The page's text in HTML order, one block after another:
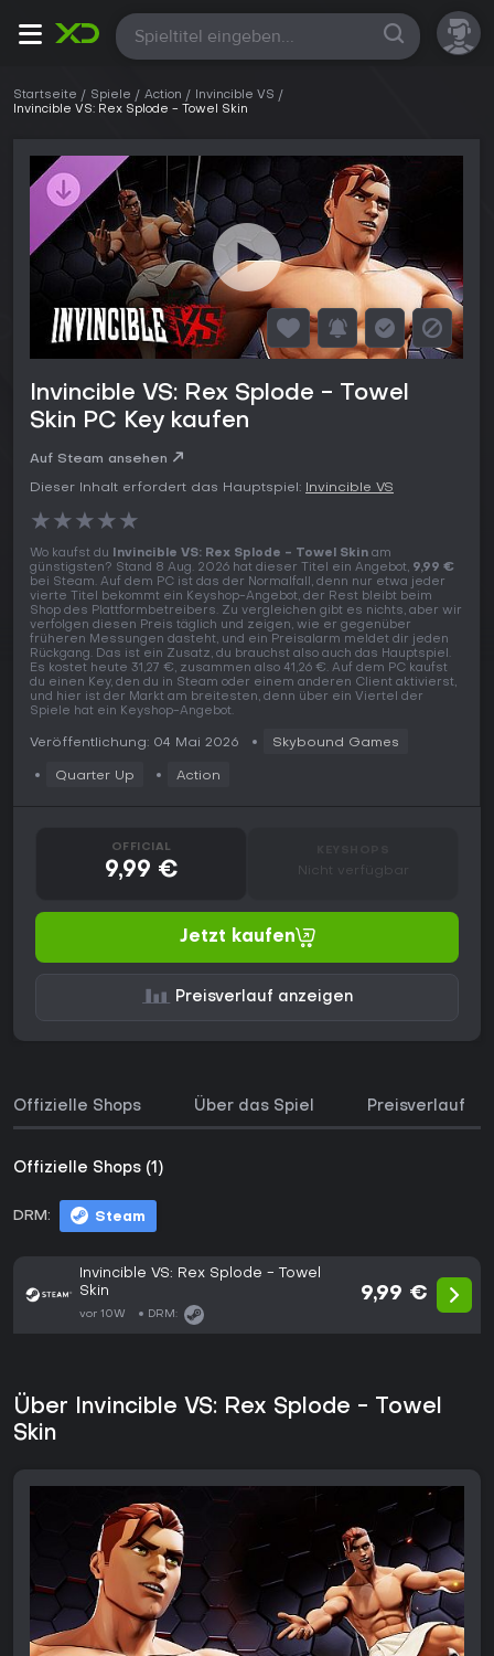
Alle
Startseite Spiele Action
Invincible VS
Invincible VS: Rex Splode - Towel Skin
Invincible VS: Rex Splode - Towel
Skin PC Key kaufen
Auf Steam ansehen
Dieser Inhalt erfordert das Hauptspiel: Invincible VS
★★★★★
Wo kaufst du Invincible VS: Rex Splode - Towel Skin am
günstigsten? Stand 8 Aug. 2026 hat dieser Titel ein Angebot, 9,99 €
bei Steam. Auf dem PC ist das der Normalfall, denn nur etwa jeder
vierte Titel bekommt ein Keyshop-Angebot, der Rest bleibt beim
Shop des Plattformbetreibers. Zu vergleichen gibt es nichts, aber wir
verfolgen diesen Preis täglich und zeigen, wie er gegenüber
früheren Messungen dasteht, und ein Preisalarm meldet dir jeden
Rückgang. Das ist ein Zusatz, du brauchst also auch das Hauptspiel.
Es kostet heute 31,27 €, zusammen also 41,26 €. Auf dem PC kaufst
du einen Key, den du in Steam oder einem anderen Client aktivierst,
und hier ist der Markt am breitesten, denn über ein Viertel der
Spiele hat ein Keyshop-Angebot.
Veröffentlichung: 04 Mai 2026 Skybound Games
Quarter Up Action
OFFICIAL
9,99 € Nicht verfügbar
Jetzt kaufen
Preisverlauf anzeigen
Offizielle Shops Über das Spiel Preisverlauf
Offizielle Shops (1)
DRM: Steam
Invincible VS: Rex Splode - Towel
Skin
vor 10W DRM:
9,99 €
Über Invincible VS: Rex Splode - Towel
Skin